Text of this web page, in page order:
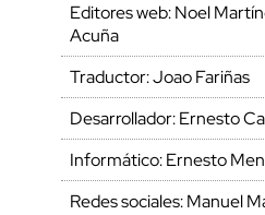
Editores web: Noel
Acuña
Traductor: Joao Fariñas
Desarrollador: Ernesto
Informático: Ernesto
Redes sociales: Manuel